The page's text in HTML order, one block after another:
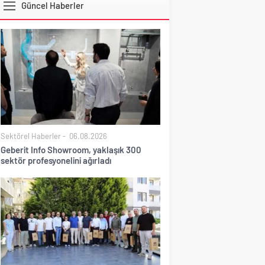
Güncel Haberler
Sektörel Haberler 06.08.2026
Geberit Info Showroom, yaklaşık 300
sektör profesyonelini ağırladı